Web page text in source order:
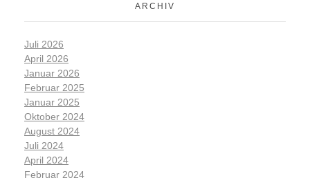
ARCHIV
Juli 2026
April 2026
Januar 2026
Februar 2025
Januar 2025
Oktober 2024
August 2024
Juli 2024
April 2024
Februar 2024